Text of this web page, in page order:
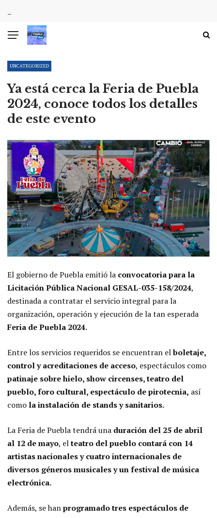
UNCATEGORIZED
Ya está cerca la Feria de Puebla
2024, conoce todos los detalles
de este evento
El gobierno de Puebla emitió la convocatoria para la
Licitación Pública Nacional GESAL-035-158/2024,
destinada a contratar el servicio integral para la
organización, operación y ejecución de la tan esperada
Feria de Puebla 2024.
Entre los servicios requeridos se encuentran elboletaje,
control y acreditaciones de acceso, espectáculos como
patinaje sobre hielo, show circenses, teatro del
pueblo, foro cultural, espectáculo de pirotecnia, así
como la instalación de stands y sanitarios.
La Feria de Puebla tendrá una duración del 25 de abril
al 12 de mayo, elteatro del pueblo contará con 14
artistas nacionales y cuatro internacionales de
diversos géneros musicales y un festival de música
electrónica.
Además, se hanprogramado tres espectáculos de